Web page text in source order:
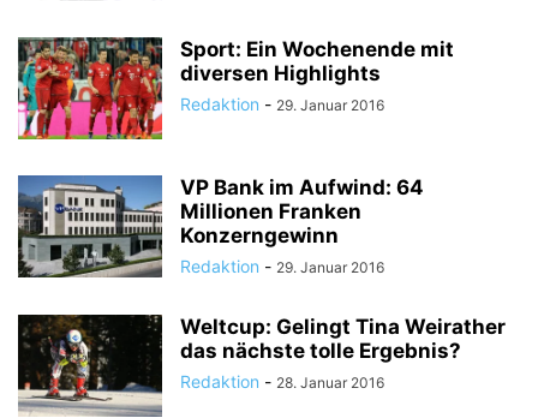
Sport: Ein Wochenende mit
diversen Highlights
Redaktion - 29. Januar 2016
VP Bank im Aufwind: 64
Millionen Franken
Konzerngewinn
Redaktion - 29. Januar 2016
Weltcup: Gelingt Tina Weirather
das nächste tolle Ergebnis?
Redaktion - 28. Januar 2016